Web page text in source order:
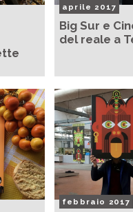
aprile 2017
Big Sur e
del reale a
febbraio 2017